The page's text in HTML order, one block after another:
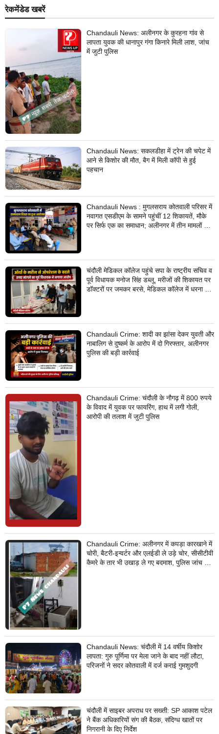
रेकमेंडेड खबरें
Chandauli News: अलीनगर के कुरहना गांव से
लापता युवक की धानापुर गंगा किनारे मिली लाश, जांच
में जुटी पुलिस
Chandauli News: सकलडीहा में ट्रेन की चपेट में
आने से किशोर की मौत, बैग में मिली कॉपी से हुई
पहचान
Chandauli News : मुगलसराय कोतवाली परिसर में
नवागत एसडीएम के सामने पहुंचीं 12 शिकायतें, मौके
पर सिर्फ एक का समाधान; अलीनगर में तीन मामलों का
चंदौली मेडिकल कॉलेज पहुंचे सपा के राष्ट्रीय सचिव व
पूर्व विधायक मनोज सिंह डब्लू, मरीजों की शिकायत पर
डॉक्टरों पर जमकर बरसे, मेडिकल कॉलेज में धरना देने
Chandauli Crime: शादी का झांसा देकर युवती और
नाबालिग से दुष्कर्म के आरोप में दो गिरफ्तार, अलीनगर
पुलिस की बड़ी कार्रवाई
Chandauli Crime: चंदौली के नौगढ़ में 800 रुपये
के विवाद में युवक पर फायरिंग, हाथ में लगी गोली,
आरोपी की तलाश में जुटी पुलिस
Chandauli Crime: अलीनगर में कपड़ा कारखाने में
चोरी, बैटरी-इन्वर्टर और एलईडी ले उड़े चोर, सीसीटीवी
कैमरे के तार भी उखाड़ ले गए बदमाश, पुलिस जांच में
Chandauli News: चंदौली में 14 वर्षीय किशोर
लापता: गुरु पूर्णिमा पर मेला जाने के बाद नहीं लौटा,
परिजनों ने सदर कोतवाली में दर्ज कराई गुमशुदगी
चंदौली में साइबर अपराध पर सख्ती: SP आकाश पटेल
ने बैंक अधिकारियों संग की बैठक, संदिग्ध खातों पर
निगरानी के दिए निर्देश